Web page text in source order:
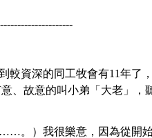
資深的同工牧會有11年了
、故意的叫小弟「大老」，
。）我很樂意，因為從開